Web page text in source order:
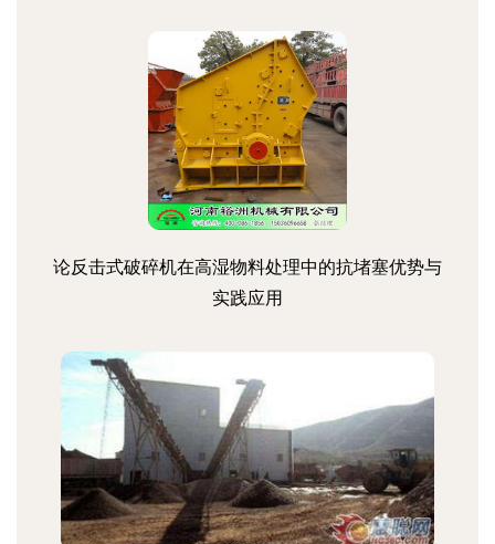
论反击式破碎机在高湿物料处理中的抗堵塞优势与
实践应用